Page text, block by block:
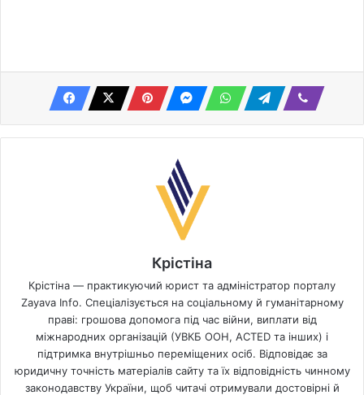
Крістіна
Крістіна — практикуючий юрист та адміністратор порталу
Zayava Info. Спеціалізується на соціальному й гуманітарному
праві: грошова допомога під час війни, виплати від
міжнародних організацій (УВКБ ООН, ACTED та інших) і
підтримка внутрішньо переміщених осіб. Відповідає за
юридичну точність матеріалів сайту та їх відповідність чинному
законодавству України, щоб читачі отримували достовірні й